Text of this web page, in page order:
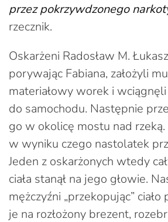
przez pokrzywdzonego
rzecznik.
Oskarżeni Radosław M.
porywając Fabiana, założyli
materiałowy worek i
do samochodu. Następnie
go w okolicę mostu nad
w wyniku czego nastolatek
Jeden z oskarżonych wtedy
ciała stanął na jego głowie.
mężczyźni „przekopując”
je na rozłożony brezent,